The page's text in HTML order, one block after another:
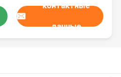
контактные
данные